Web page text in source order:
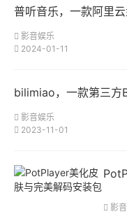
普听音乐，一款阿里
影音娱乐
2024-01-11
bilimiao，一款第三方
影音娱乐
2023-11-01
影